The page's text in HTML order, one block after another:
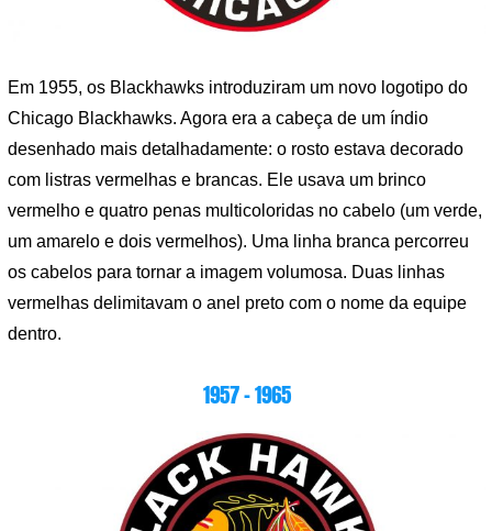
Em 1955, os Blackhawks introduziram um novo logotipo do
Chicago Blackhawks. Agora era a cabeça de um índio
desenhado mais detalhadamente: o rosto estava decorado
com listras vermelhas e brancas. Ele usava um brinco
vermelho e quatro penas multicoloridas no cabelo (um verde,
um amarelo e dois vermelhos). Uma linha branca percorreu
os cabelos para tornar a imagem volumosa. Duas linhas
vermelhas delimitavam o anel preto com o nome da equipe
dentro.
1957 – 1965